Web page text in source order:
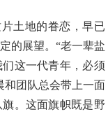
土地的眷恋，早已
的展望。 “老一辈盐
这一代青年，必须
和团队总会带上一面
。这面旗帜既是野